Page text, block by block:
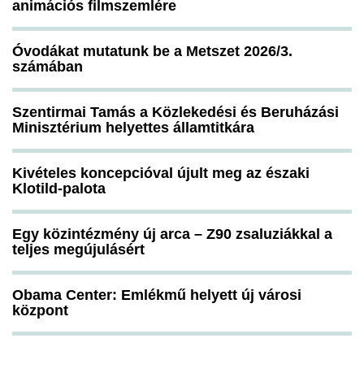
animációs filmszemlére
Óvodákat mutatunk be a Metszet 2026/3.
számában
Szentirmai Tamás a Közlekedési és Beruházási
Minisztérium helyettes államtitkára
Kivételes koncepcióval újult meg az északi
Klotild-palota
Egy közintézmény új arca – Z90 zsaluziákkal a
teljes megújulásért
Obama Center: Emlékmű helyett új városi
központ